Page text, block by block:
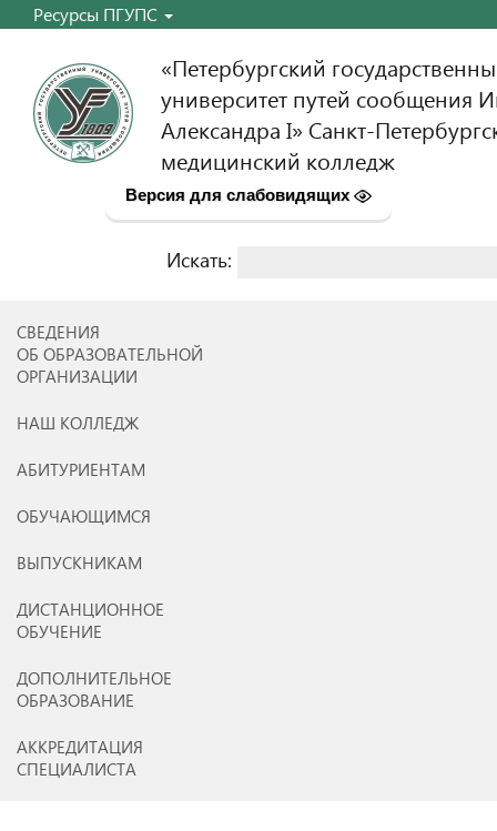
Ресурсы ПГУПС
«Петербургский
университет путей сообщения
Александра I» Санкт-
медицинский колледж
Версия для слабовидящих
Искать:
СВЕДЕНИЯ
ОБ ОБРАЗОВАТЕЛЬНОЙ
ОРГАНИЗАЦИИ
НАШ КОЛЛЕДЖ
АБИТУРИЕНТАМ
ОБУЧАЮЩИМСЯ
ВЫПУСКНИКАМ
ДИСТАНЦИОННОЕ
ОБУЧЕНИЕ
ДОПОЛНИТЕЛЬНОЕ
ОБРАЗОВАНИЕ
АККРЕДИТАЦИЯ
СПЕЦИАЛИСТА